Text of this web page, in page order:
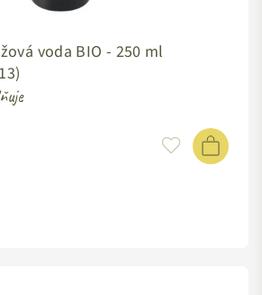
voda BIO - 250 ml